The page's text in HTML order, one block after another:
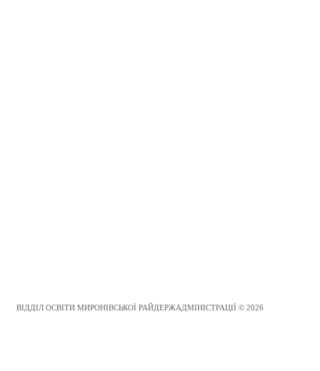
ВІДДІЛ ОСВІТИ МИРОНІВСЬКОЇ РАЙДЕРЖАДМІНІСТРАЦІЇ © 2026